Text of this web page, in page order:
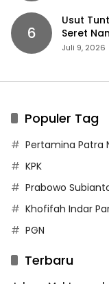
6
Usut
Seret
Juli 9, 2026
Populer Tag
Pertamina Patra
KPK
Prabowo
Khofifah Indar
PGN
Terbaru